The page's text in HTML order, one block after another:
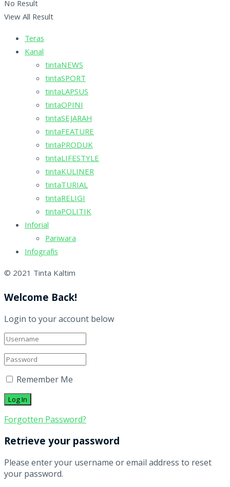
No Result
View All Result
Teras
Kanal
tintaNEWS
tintaSPORT
tintaLAPSUS
tintaOPINI
tintaSEJARAH
tintaFEATURE
tintaPRODUK
tintaLIFESTYLE
tintaKULINER
tintaTURIAL
tintaRELIGI
tintaPOLITIK
Inforial
Pariwara
Infografis
© 2021 Tinta Kaltim
Welcome Back!
Login to your account below
Remember Me
Forgotten Password?
Retrieve your password
Please enter your username or email address to reset
your password.